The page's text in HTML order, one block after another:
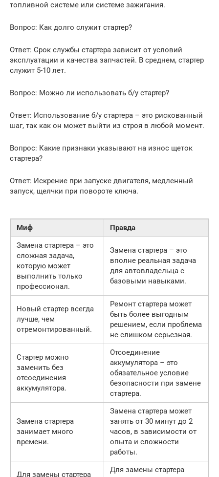
топливной системе или системе зажигания.
Вопрос: Как долго служит стартер?
Ответ: Срок службы стартера зависит от условий
эксплуатации и качества запчастей. В среднем, стартер
служит 5-10 лет.
Вопрос: Можно ли использовать б/у стартер?
Ответ: Использование б/у стартера – это рискованный
шаг, так как он может выйти из строя в любой момент.
Вопрос: Какие признаки указывают на износ щеток
стартера?
Ответ: Искрение при запуске двигателя, медленный
запуск, щелчки при повороте ключа.
Миф
Правда
Замена стартера – это
сложная задача,
которую может
выполнить только
профессионал.
Замена стартера – это
вполне реальная задача
для автовладельца с
базовыми навыками.
Новый стартер всегда
лучше, чем
отремонтированный.
Ремонт стартера может
быть более выгодным
решением, если проблема
не слишком серьезная.
Стартер можно
заменить без
отсоединения
аккумулятора.
Отсоединение
аккумулятора – это
обязательное условие
безопасности при замене
стартера.
Замена стартера
занимает много
времени.
Замена стартера может
занять от 30 минут до 2
часов, в зависимости от
опыта и сложности
работы.
Для замены стартера
Для замены стартера